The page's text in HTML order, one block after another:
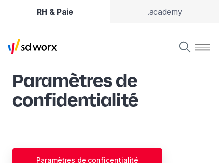
RH & Paie .academy
Paramètres de
confidentialité
Paramètres de confidentialité